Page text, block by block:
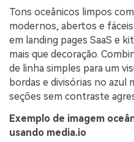
Tons oceânicos limpos
modernos, abertos e
em landing pages SaaS e
mais que decoração.
de linha simples para um
bordas e divisórias no azul
seções sem contraste
Exemplo de imagem
usando media.io